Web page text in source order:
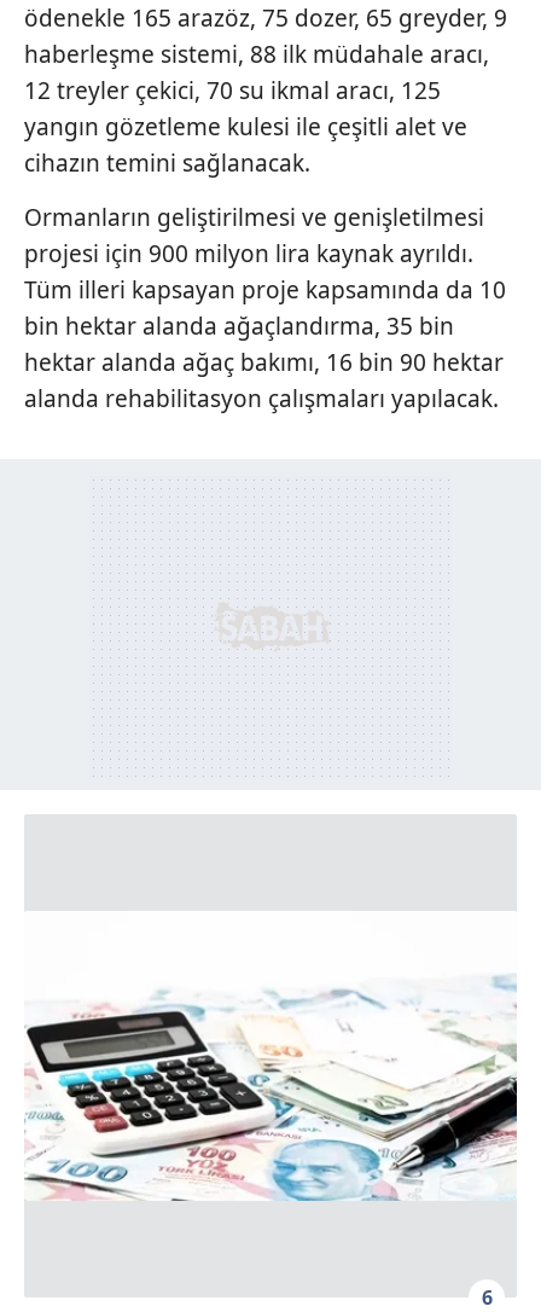
ödenekle 165 arazöz, 75 dozer, 65 greyder, 9
haberleşme sistemi, 88 ilk müdahale aracı,
12 treyler çekici, 70 su ikmal aracı, 125
yangın gözetleme kulesi ile çeşitli alet ve
cihazın temini sağlanacak.
Ormanların geliştirilmesi ve genişletilmesi
projesi için 900 milyon lira kaynak ayrıldı.
Tüm illeri kapsayan proje kapsamında da 10
bin hektar alanda ağaçlandırma, 35 bin
hektar alanda ağaç bakımı, 16 bin 90 hektar
alanda rehabilitasyon çalışmaları yapılacak.
6